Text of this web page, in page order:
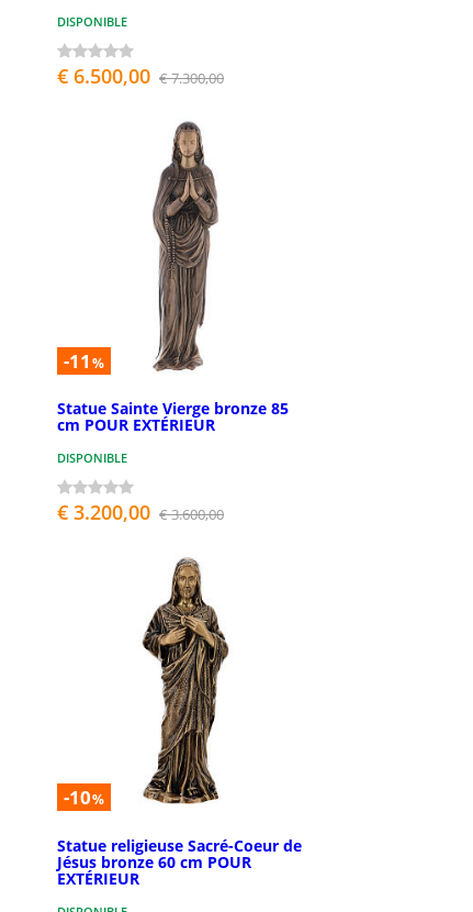
DISPONIBLE
€ 6.500,00 € 7.300,00
-11 %
Statue Sainte Vierge bronze 85
cm POUR EXTÉRIEUR
DISPONIBLE
€ 3.200,00 € 3.600,00
-10%
Statue religieuse Sacré-Coeur de
Jésus bronze 60 cm POUR
EXTÉRIEUR